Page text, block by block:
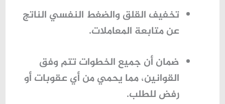
تخفيف القلق والضغط النفسي الناتج
عن متابعة المعاملات.
ضمان أن جميع الخطوات تتم وفق
القوانين، مما يحمي من أي عقوبات أو
رفض للطلب.